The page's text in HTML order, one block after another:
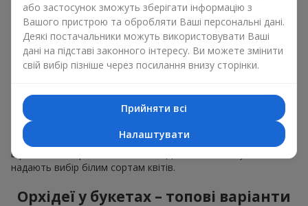
Букет з орхідей універсальний і може підійти будь-кому. Їх
даруютькоханим жінками,мамі,дівчині, дружині, сестрі,
подрузі, колезіабобізнес-партнеру. Сьогодні можна орхідеї
купити недорого, а тому шансів зробити бажаний
подарунок стає ще більше.
особливої події: річниць,
побачень днів народження
навіть
.
Для романтики обирають ніжну екзотику — букет з орхідей
в рожевих та фіолетових тонах. Для
надають вибір білим сортам квітів.
Орхідеї у букетах – топові варіанти
або застосунок зможуть зберігати інформацію з
Вашого пристрою та обробляти Ваші персональні дані.
Деякі постачальники можуть використовувати Ваші
дані на підставі законного інтересу. Ви можете змінити
свій вибір пізніше через посилання внизу сторінки.
Прийняти всі
Налаштувати